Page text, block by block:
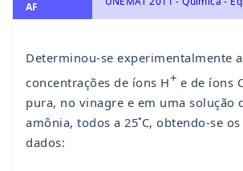
AF
Determinou-se experimentalmente
concentrações de íons H+ e de íons
pura, no vinagre e em uma solução
amônia, todos a 25˚C, obtendo-se
dados: